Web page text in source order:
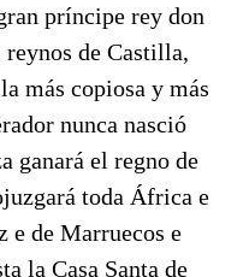
príncipe rey don
reynos de Castilla,
más copiosa y más
nunca nasció
ganará el regno de
toda África e
e de Marruecos e
la Casa Santa de